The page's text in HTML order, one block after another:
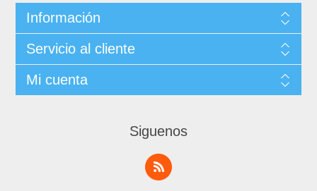
Información
Servicio al cliente
Mi cuenta
Siguenos